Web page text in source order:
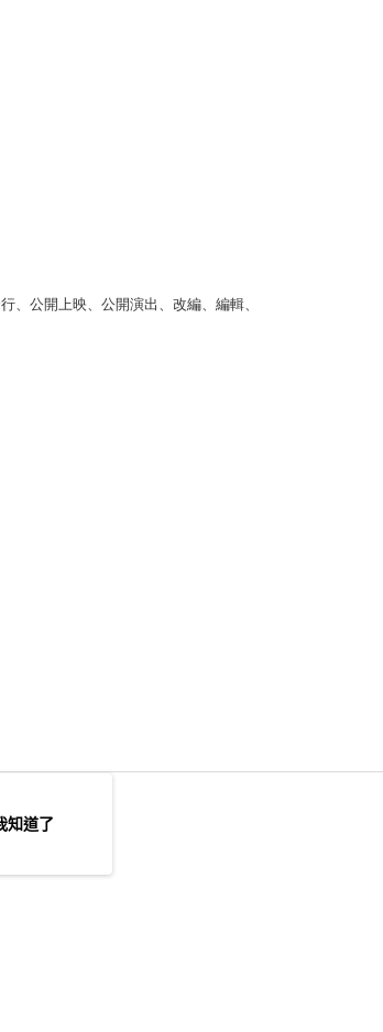
公開上映、公開演出、改編、編輯、
知道了